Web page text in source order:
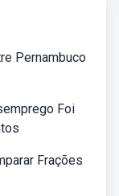
Pernambuco
Foi
Frações